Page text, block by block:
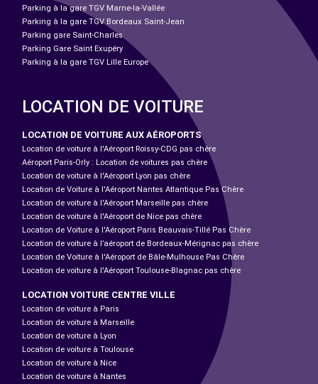
Parking à la gare TGV Marne-la-Vallée
Parking à la gare TGV Bordeaux Saint-Jean
Parking gare Saint-Charles
Parking Gare Saint Exupéry
Parking à la gare TGV Lille Europe
LOCATION DE VOITURE
LOCATION DE VOITURE AUX AÉROPORTS
Location de voiture à l'Aéroport Roissy-CDG pas chère
Aéroport Paris-Orly : Location de voitures pas chère
Location de voiture à l'Aéroport Lyon pas chère
Location de Voiture à l'Aéroport Nantes Atlantique Pas Chère
Location de voiture à l'Aéroport Marseille pas chère
Location de voiture à l'Aéroport de Nice pas chère
Location de Voiture à l'Aéroport Paris Beauvais-Tillé Pas Chère
Location de voiture à l’aéroport de Bordeaux-Mérignac pas chère
Location de Voiture à l'Aéroport de Bâle-Mulhouse Pas Chère
Location de voiture à l'Aéroport Toulouse-Blagnac pas chère
LOCATION VOITURE CENTRE VILLE
Location de voiture à Paris
Location de voiture à Marseille
Location de voiture à Lyon
Location de voiture à Toulouse
Location de voiture à Nice
Location de voiture à Nantes